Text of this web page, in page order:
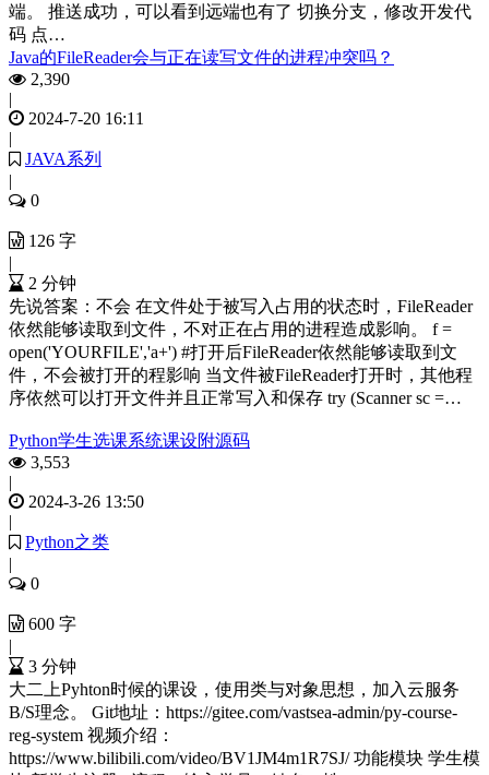
端。 推送成功，可以看到远端也有了 切换分支，修改开发代
码 点…
Java的FileReader会与正在读写文件的进程冲突吗？
2,390
|
2024-7-20 16:11
|
JAVA系列
|
0
126 字
|
2 分钟
先说答案：不会 在文件处于被写入占用的状态时，FileReader
依然能够读取到文件，不对正在占用的进程造成影响。 f =
open('YOURFILE','a+') #打开后FileReader依然能够读取到文
件，不会被打开的程影响 当文件被FileReader打开时，其他程
序依然可以打开文件并且正常写入和保存 try (Scanner sc =…
Python学生选课系统课设附源码
3,553
|
2024-3-26 13:50
|
Python之类
|
0
600 字
|
3 分钟
大二上Pyhton时候的课设，使用类与对象思想，加入云服务
B/S理念。 Git地址：https://gitee.com/vastsea-admin/py-course-
reg-system 视频介绍：
https://www.bilibili.com/video/BV1JM4m1R7SJ/ 功能模块 学生模